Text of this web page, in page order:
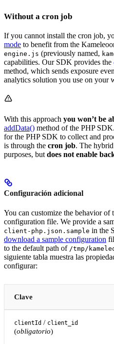
Without a cron job
If you cannot install the cron job,
mode to benefit from the
engine.js (previously named,
capabilities. Our SDK provides the
method, which sends exposure
analytics solution you use on your
With this approach you won’t be
addData() method of the PHP
for the PHP SDK to collect and
is through the cron job. The
purposes, but does not enable
Configuración adicional
You can customize the behavior of
configuration file. We provide a
client-php.json.sample in the
download a sample configuration
to the default path of /tmp/
siguiente tabla muestra las
configurar:
Clave
clientId / client_id
(obligatorio)